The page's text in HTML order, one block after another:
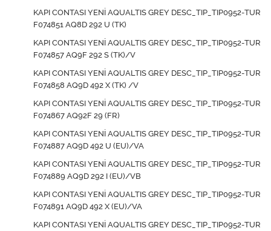
KAPI CONTASI YENİ AQUALTIS GREY DESC_TIP_TIP0952-TUR
F074851 AQ8D 292 U (TK)
KAPI CONTASI YENİ AQUALTIS GREY DESC_TIP_TIP0952-TUR
F074857 AQ9F 292 S (TK)/V
KAPI CONTASI YENİ AQUALTIS GREY DESC_TIP_TIP0952-TUR
F074858 AQ9D 492 X (TK) /V
KAPI CONTASI YENİ AQUALTIS GREY DESC_TIP_TIP0952-TUR
F074867 AQ92F 29 (FR)
KAPI CONTASI YENİ AQUALTIS GREY DESC_TIP_TIP0952-TUR
F074887 AQ9D 492 U (EU)/VA
KAPI CONTASI YENİ AQUALTIS GREY DESC_TIP_TIP0952-TUR
F074889 AQ9D 292 I (EU)/VB
KAPI CONTASI YENİ AQUALTIS GREY DESC_TIP_TIP0952-TUR
F074891 AQ9D 492 X (EU)/VA
KAPI CONTASI YENİ AQUALTIS GREY DESC_TIP_TIP0952-TUR